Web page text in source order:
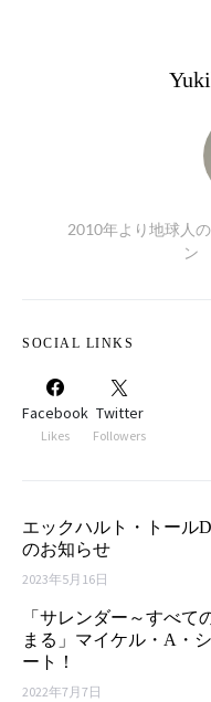
2010年より地球人
ン
SOCIAL LINKS
Facebook
Likes
Twitter
Followers
エックハルト・トール
のお知らせ
2023年5月16日
「サレンダー～すべ
まる」マイケル・A・
ート！
2022年7月7日